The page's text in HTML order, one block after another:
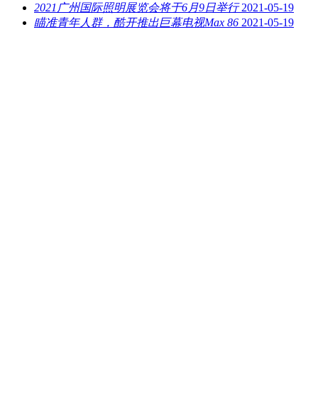
2021广州国际照明展览会将于6月9日举行 2021-05-19
瞄准青年人群，酷开推出巨幕电视Max 86 2021-05-19